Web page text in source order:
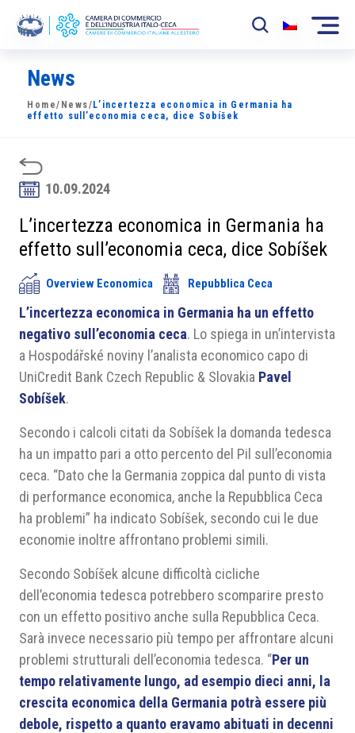
La Camera
News
Sviluppo Mercato
Soci
Partner
Progetti
Area riservata
News
Home/ News/ L’incertezza economica in Germania ha
effetto sull’economia ceca, dice Sobíšek
10.09.2024
L’incertezza economica in Germania ha
effetto sull’economia ceca, dice Sobíšek
Overview Economica Repubblica Ceca
L’incertezza economica in Germania ha un effetto
negativo sull’economia ceca. Lo spiega in un’intervista
a Hospodářské noviny l’analista economico capo di
UniCredit Bank Czech Republic & Slovakia Pavel
Sobíšek.
Secondo i calcoli citati da Sobíšek la domanda tedesca
ha un impatto pari a otto percento del Pil sull’economia
ceca. “Dato che la Germania zoppica dal punto di vista
di performance economica, anche la Repubblica Ceca
ha problemi” ha indicato Sobíšek, secondo cui le due
economie inoltre affrontano problemi simili.
Secondo Sobíšek alcune difficoltà cicliche
dell’economia tedesca potrebbero scomparire presto
con un effetto positivo anche sulla Repubblica Ceca.
Sarà invece necessario più tempo per affrontare alcuni
problemi strutturali dell’economia tedesca. “Per un
tempo relativamente lungo, ad esempio dieci anni, la
crescita economica della Germania potrà essere più
debole, rispetto a quanto eravamo abituati in decenni